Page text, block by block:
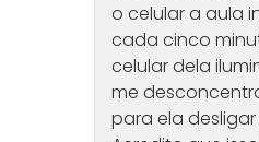
o celular a aula
cada cinco
celular dela
me
para ela